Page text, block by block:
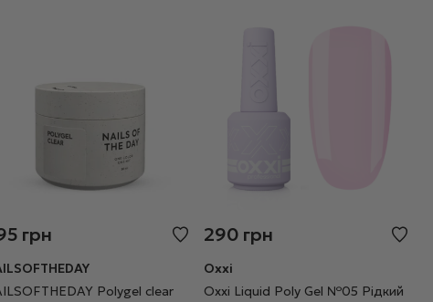
грн
Polygel clear
290 грн
Oxxi
Oxxi Liquid Poly Gel №05 Рідкий